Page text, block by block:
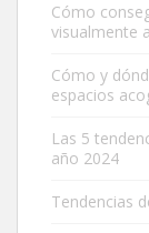
Cómo
visualmente
Cómo y
espacios
Las 5
año 2024
Tendencias